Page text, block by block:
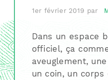
1er février 2019 par
Dans un espace
officiel, ça
aveuglement,
un coin, un